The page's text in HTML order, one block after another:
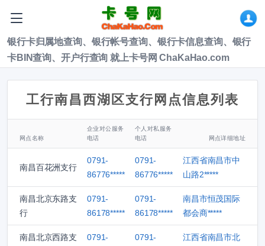
银行卡归属地查询、银行帐号查询、银行卡信息查询、银行
卡BIN查询、开户行查询 就上卡号网 ChaKaHao.com
工行南昌西湖区支行网点信息列表
网点名称
企业对公服务
电话
个人对私服务
电话
网点详细地址
南昌百花洲支行
0791-
86776*****
0791-
86776*****
江西省南昌市中
山路2*****
南昌北京东路支
行
0791-
86178*****
0791-
86178*****
南昌市恒茂国际
都会商*****
南昌北京西路支
0791-
0791-
江西省南昌市北